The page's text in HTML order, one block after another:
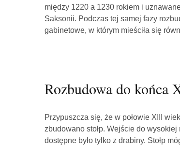
między 1220 a 1230 rokiem i
Saksonii. Podczas tej samej fazy
gabinetowe, w którym mieściła się
Rozbudowa do końca
Przypuszcza się, że w połowie XIII
zbudowano stołp. Wejście do
dostępne było tylko z drabiny. Stołp